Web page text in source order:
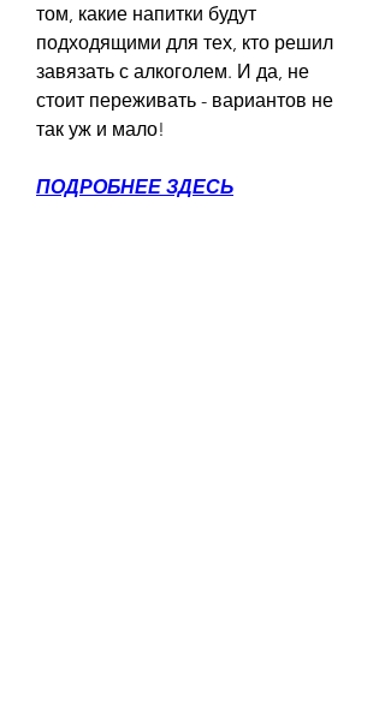
том, какие напитки будут
подходящими для тех, кто решил
завязать с алкоголем. И да, не
стоит переживать - вариантов не
так уж и мало!
ПОДРОБНЕЕ ЗДЕСЬ